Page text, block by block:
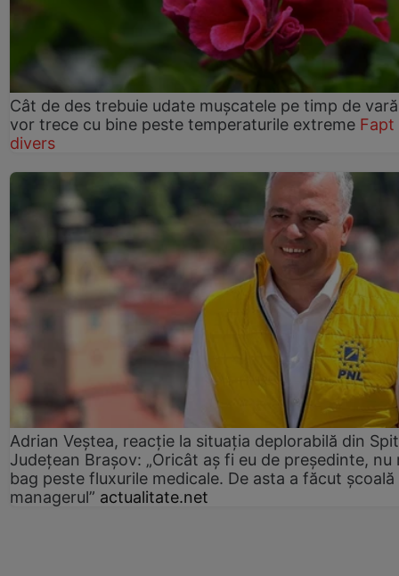
Cât de des trebuie udate mușcatele pe timp de
vor trece cu bine peste temperaturile extreme Fapt
divers
Adrian Veștea, reacție la situația deplorabilă din
Județean Brașov: „Oricât aș fi eu de președinte, nu
bag peste fluxurile medicale. De asta a făcut școală
managerul” actualitate.net